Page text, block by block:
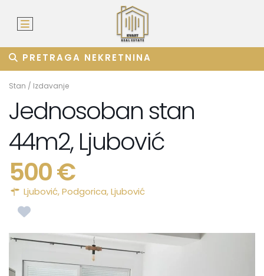
PRETRAGA NEKRETNINA
Stan / Izdavanje
Jednosoban stan
44m2, Ljubović
500 €
Ljubović,Podgorica,Ljubović